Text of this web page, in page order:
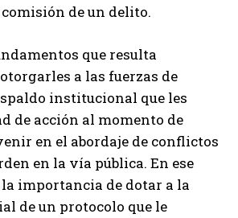
de un delito.
que resulta
a las fuerzas de
institucional que les
de acción al momento de
en el abordaje de conflictos
en la vía pública. En ese
importancia de dotar a la
de un protocolo que le